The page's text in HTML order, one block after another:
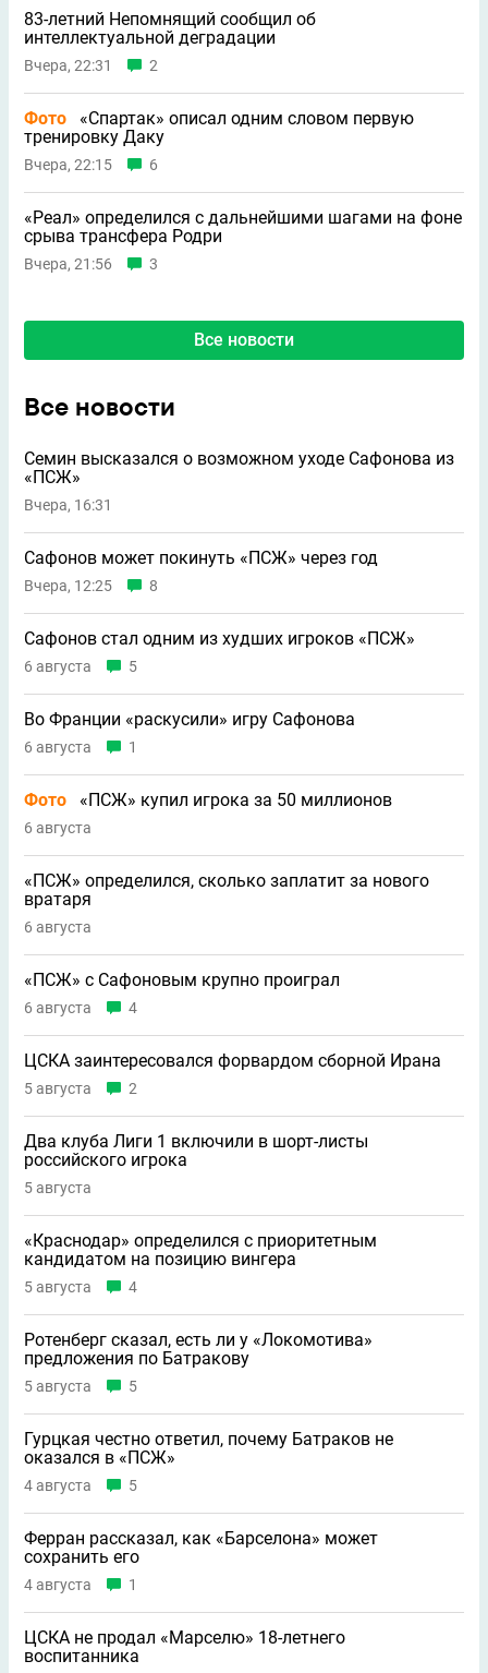
83-летний Непомнящий сообщил об
интеллектуальной деградации
Вчера, 22:31 2
Фото
«Спартак» описал одним словом первую
тренировку Даку
Вчера, 22:15 6
«Реал» определился с дальнейшими шагами на фоне
срыва трансфера Родри
Вчера, 21:56 3
Все новости
Все новости
Семин высказался о возможном уходе Сафонова из
«ПСЖ»
Вчера, 16:31
Сафонов может покинуть «ПСЖ» через год
Вчера, 12:25 8
Сафонов стал одним из худших игроков «ПСЖ»
6 августа 5
Во Франции «раскусили» игру Сафонова
6 августа 1
Фото «ПСЖ» купил игрока за 50 миллионов
6 августа
«ПСЖ» определился, сколько заплатит за нового
вратаря
6 августа
«ПСЖ» с Сафоновым крупно проиграл
6 августа 4
ЦСКА заинтересовался форвардом сборной Ирана
5 августа 2
Два клуба Лиги 1 включили в шорт-листы
российского игрока
5 августа
«Краснодар» определился с приоритетным
кандидатом на позицию вингера
5 августа 4
Ротенберг сказал, есть ли у «Локомотива»
предложения по Батракову
5 августа 5
Гурцкая честно ответил, почему Батраков не
оказался в «ПСЖ»
4 августа 5
Ферран рассказал, как «Барселона» может
сохранить его
4 августа 1
ЦСКА не продал «Марселю» 18-летнего
воспитанника